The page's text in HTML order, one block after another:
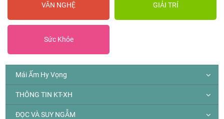
VĂN NGHỆ GIẢI TRÍ
Sức Khỏe
Mái Ấm Hy Vọng
THÔNG TIN KT-XH
ĐỌC VÀ SUY NGẪM